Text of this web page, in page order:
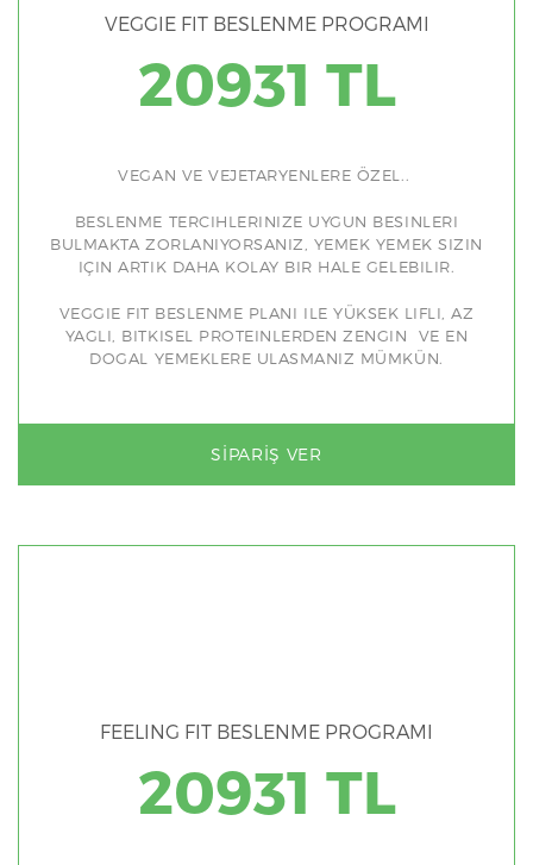
VEGGIE FIT BESLENME PROGRAMI
20931 TL
VEGAN VE VEJETARYENLERE ÖZEL..
BESLENME TERCIHLERINIZE UYGUN BESINLERI
BULMAKTA ZORLANIYORSANIZ, YEMEK YEMEK SIZIN
IÇIN ARTIK DAHA KOLAY BIR HALE GELEBILIR.
VEGGIE FIT BESLENME PLANI ILE YÜKSEK LIFLI, AZ
YAGLI, BITKISEL PROTEINLERDEN ZENGIN VE EN
DOGAL YEMEKLERE ULASMANIZ MÜMKÜN.
SIPARIŞ VER
FEELING FIT BESLENME PROGRAMI
20931 TL